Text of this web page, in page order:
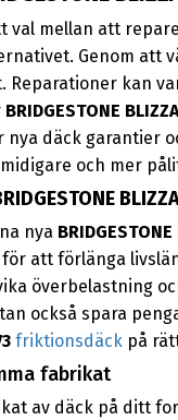
val mellan att
Genom att
kan
BRIDGESTONE
nya däck garantier
och mer
nya
att förlänga
överbelastning
också spara
friktionsdäckpå
fabrikat
av däck på ditt